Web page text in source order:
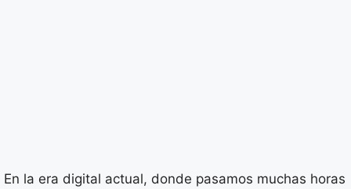
En la era digital actual, donde pasamos muchas horas